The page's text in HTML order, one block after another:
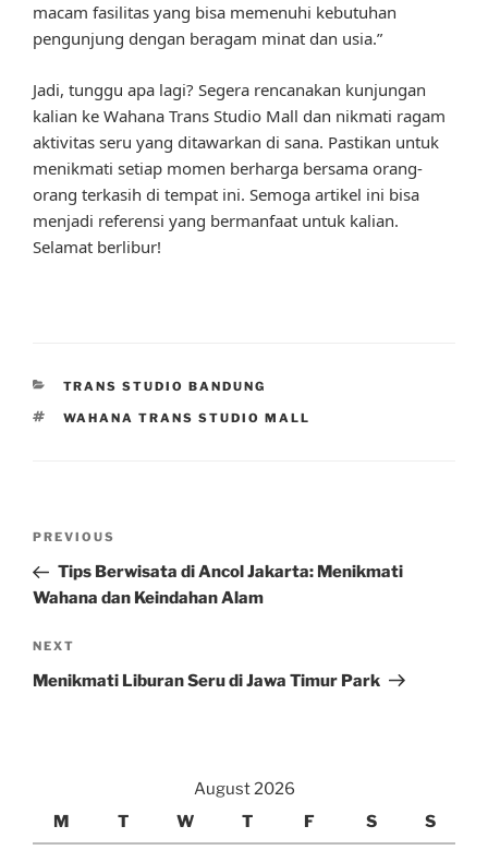
macam fasilitas yang bisa memenuhi kebutuhan
pengunjung dengan beragam minat dan usia.”
Jadi, tunggu apa lagi? Segera rencanakan kunjungan
kalian ke Wahana Trans Studio Mall dan nikmati ragam
aktivitas seru yang ditawarkan di sana. Pastikan untuk
menikmati setiap momen berharga bersama orang-
orang terkasih di tempat ini. Semoga artikel ini bisa
menjadi referensi yang bermanfaat untuk kalian.
Selamat berlibur!
CATEGORIES
TRANS STUDIO BANDUNG
TAGS
WAHANA TRANS STUDIO MALL
Previous
Post
PREVIOUS
Tips Berwisata di Ancol Jakarta: Menikmati
Wahana dan Keindahan Alam
Next
Post
NEXT
Menikmati Liburan Seru di Jawa Timur Park
August 2026
M
T W T F S S